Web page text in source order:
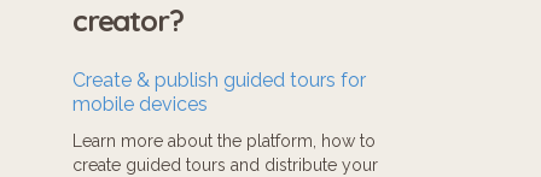
creator?
Create & publish guided tours for
mobile devices
Learn more about the platform, how to
create guided tours and distribute your